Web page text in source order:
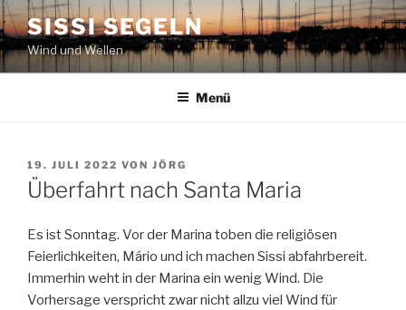
Zum
Inhalt
springen
SISSI SEGELN
Wind und Wellen
Menü
VERÖFFENTLICHT
AM
19. JULI 2022 VON JÖRG
Überfahrt nach Santa Maria
Es ist Sonntag. Vor der Marina toben die religiösen
Feierlichkeiten, Mário und ich machen Sissi abfahrbereit.
Immerhin weht in der Marina ein wenig Wind. Die
Vorhersage verspricht zwar nicht allzu viel Wind für